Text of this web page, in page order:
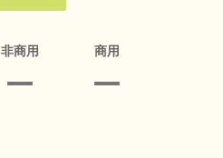
非商用 商用